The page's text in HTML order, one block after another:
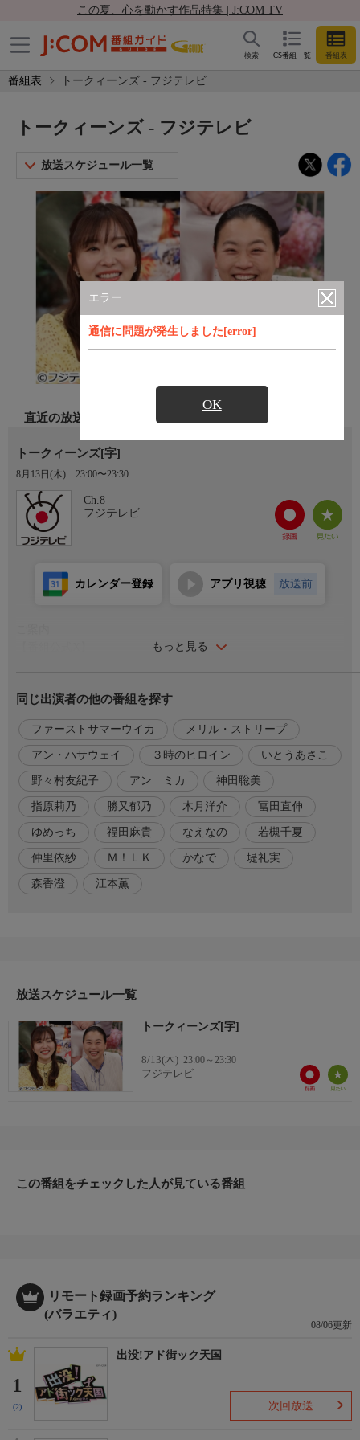
この夏、心を動かす作品特集 | J:COM TV
CS番組一覧 番組表
検索
番組表 トークィーンズ - フジテレビ
エラー
通信に問題が発生しました[error]
OK
トークィーンズ - フジテレビ
放送スケジュール一覧
直近の放送
トークィーンズ[字]
8月13日(木) 23:00〜23:30
Ch.8
フジテレビ
もっと見る
カレンダー登録 アプリ視聴 放送前
番組内容
この番組は、指原莉乃、いとうあさこらバラエティー番組で見な
い日はないほど引っ張りだこの女性タレントが一同に集結。最強
女子軍団である“トークィーンズ"を結成し、ゲストの素顔や新た
な魅力を引き出すバラエティー。
今週は、過去の放送回に登場したゲストのトークの中から選りす
ぐりのトーク総集編をお届けする。さらに、M!LK登場回から
「メンバーの中で一番ヤバすぎるのは」、
番組内容2
仲里依紗登場回から「反抗期について」、そして映画公開記念で
の素顔が見える爆笑トークの数々をお楽しみください!
出演者
指原莉乃 いとうあさこ
若槻千夏
ファーストサマーウイカ
【ゲスト】
M!LK
仲里依紗
メリル・ストリープ
スタッフ
【演出】
同じ出演者の他の番組を探す
ファーストサマーウイカ メリル・ストリープ
アン・ハサウェイ ３時のヒロイン いとうあさこ
野々村友紀子 アン ミカ 神田聡美
指原莉乃 勝又郁乃 木月洋介 冨田直伸
ゆめっち 福田麻貴 なえなの 若槻千夏
仲里依紗 Ｍ！ＬＫ かなで 堤礼実
森香澄 江本薫
放送スケジュール一覧
トークィーンズ[字]
8/13(木) 23:00～23:30
フジテレビ
この番組をチェックした人が見ている番組
リモート録画予約ランキング
(バラエティ)
08/06更新
1
(2)
出没!アド街ック天国
次回放送